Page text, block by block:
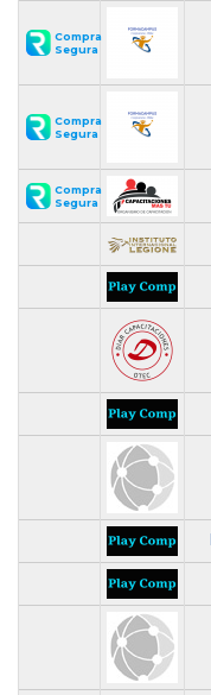
Compra
Segura
Compra
Segura
Compra
Segura